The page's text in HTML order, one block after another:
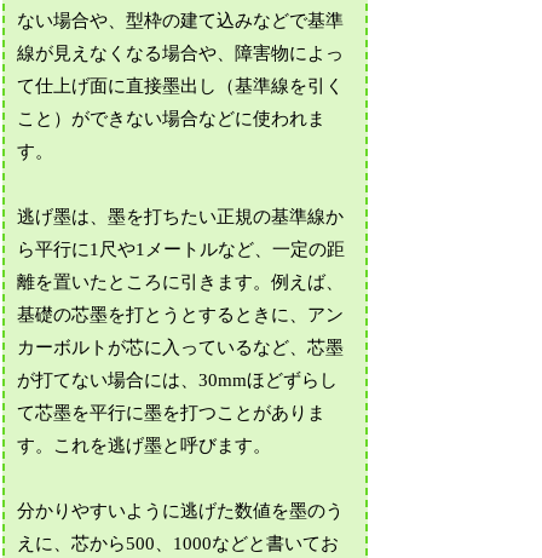
ない場合や、型枠の建て込みなどで基準
線が見えなくなる場合や、障害物によっ
て仕上げ面に直接墨出し（基準線を引く
こと）ができない場合などに使われま
す。
逃げ墨は、墨を打ちたい正規の基準線か
ら平行に1尺や1メートルなど、一定の距
離を置いたところに引きます。例えば、
基礎の芯墨を打とうとするときに、アン
カーボルトが芯に入っているなど、芯墨
が打てない場合には、30mmほどずらし
て芯墨を平行に墨を打つことがありま
す。これを逃げ墨と呼びます。
分かりやすいように逃げた数値を墨のう
えに、芯から500、1000などと書いてお